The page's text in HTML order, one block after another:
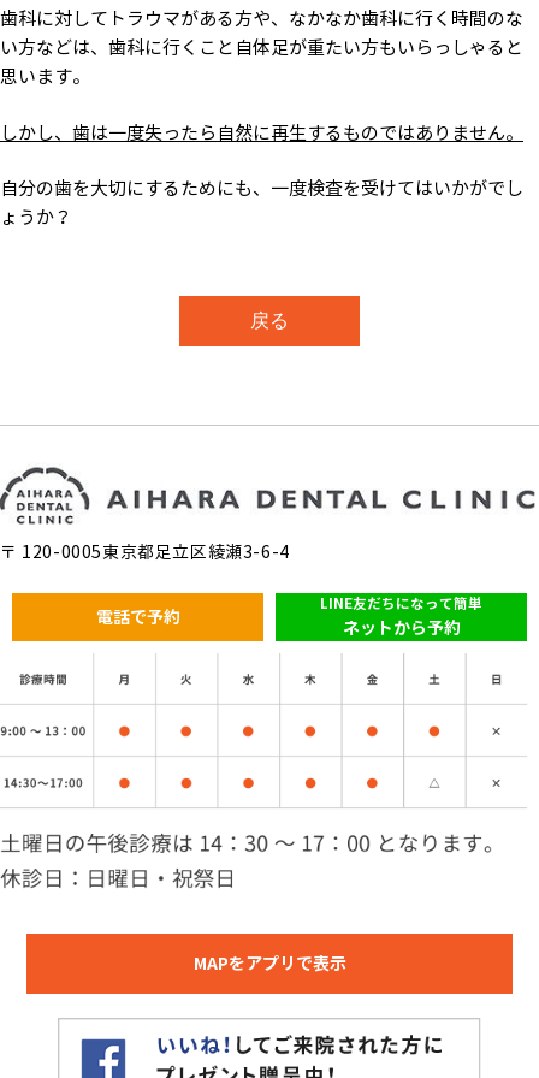
歯科に対してトラウマがある方や、なかなか歯科に行く時間のな
い方などは、歯科に行くこと自体足が重たい方もいらっしゃると
思います。
しかし、歯は一度失ったら自然に再生するものではありません。
自分の歯を大切にするためにも、一度検査を受けてはいかがでし
ょうか？
戻る
〒 120-0005東京都足立区綾瀬3-6-4
電話で予約
LINE友だちになって簡単
ネットから予約
MAPをアプリで表示